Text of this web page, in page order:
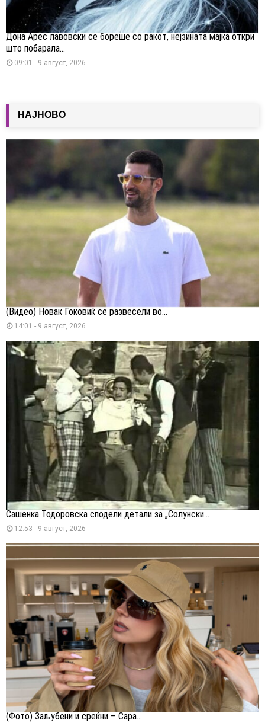
Дона Арес лавовски се бореше со ракот, нејзината мајка откри
што побарала...
09:01 - 9 август, 2026
НАЈНОВО
(Видео) Новак Ѓоковиќ се развесели во...
14:01 - 9 август, 2026
Сашенка Тодоровска сподели детали за „Солунски...
12:53 - 9 август, 2026
(Фото) Заљубени и среќни – Сара...